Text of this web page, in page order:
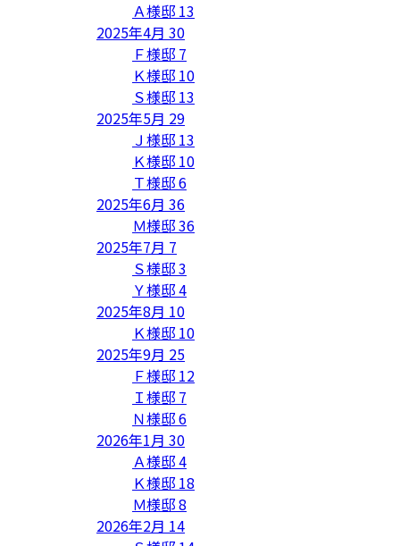
Ａ様邸 13
2025年4月 30
Ｆ様邸 7
Ｋ様邸 10
Ｓ様邸 13
2025年5月 29
Ｊ様邸 13
Ｋ様邸 10
Ｔ様邸6
2025年6月 36
Ｍ様邸36
2025年7月 7
Ｓ様邸3
Ｙ様邸4
2025年8月 10
Ｋ様邸 10
2025年9月 25
Ｆ様邸 12
Ｉ様邸 7
Ｎ様邸6
2026年1月 30
Ａ様邸4
Ｋ様邸 18
Ｍ様邸8
2026年2月 14